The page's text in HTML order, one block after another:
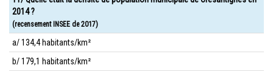
2014 ?
(recensement INSEE de 2017)
a/ 134,4 habitants/km²
b/ 179,1 habitants/km²